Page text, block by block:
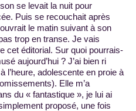
se levait la nuit pour
Puis se recouchait après
le matin suivant à son
trop en transe. Je vais
cet éditorial. Sur quoi pourrais-
aujourd’hui ? J’ai bien ri
l’heure, adolescente en proie à
Elle m’a
du « fantastique », je lui ai
proposé, une fois